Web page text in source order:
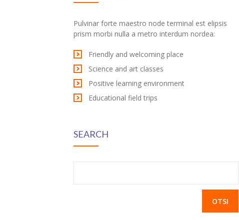
Pulvinar forte maestro node terminal est elipsis
prism morbi nulla a metro interdum nordea:
Friendly and welcoming place
Science and art classes
Positive learning environment
Educational field trips
SEARCH